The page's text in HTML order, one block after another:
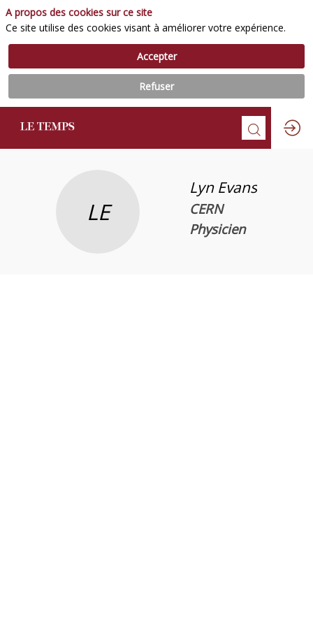
LE
Lyn Evans
CERN
Physicien
A propos des cookies sur ce site
Ce site utilise des cookies visant à améliorer votre expérience.
Accepter
Refuser